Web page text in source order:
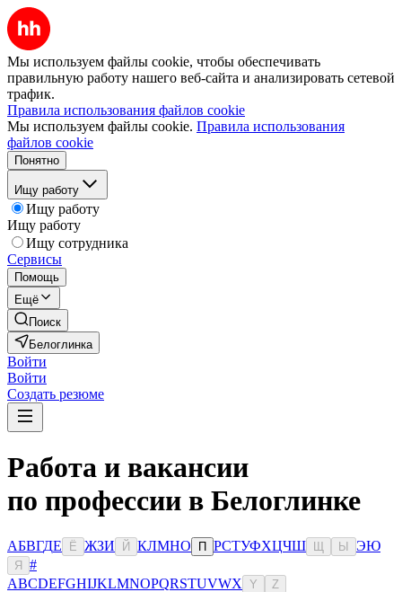
Мы используем файлы cookie, чтобы обеспечивать
правильную работу нашего веб-сайта и анализировать сетевой
трафик.
Правила использования файлов cookie
Мы используем файлы cookie. Правила использования
файлов cookie
Понятно
Ищу работу
Ищу работу
Ищу работу
Ищу сотрудника
Сервисы
Помощь
Ещё
Поиск
Белоглинка
Войти
Войти
Создать резюме
Работа и вакансии
по профессии в Белоглинке
АБВГДЕ Ё ЖЗИ Й КЛМНО П РСТУФХЦЧШ Ы ЭЮ
Я
#
ABCDEFGHIJKLMNOPQRSTUVWX Y Z